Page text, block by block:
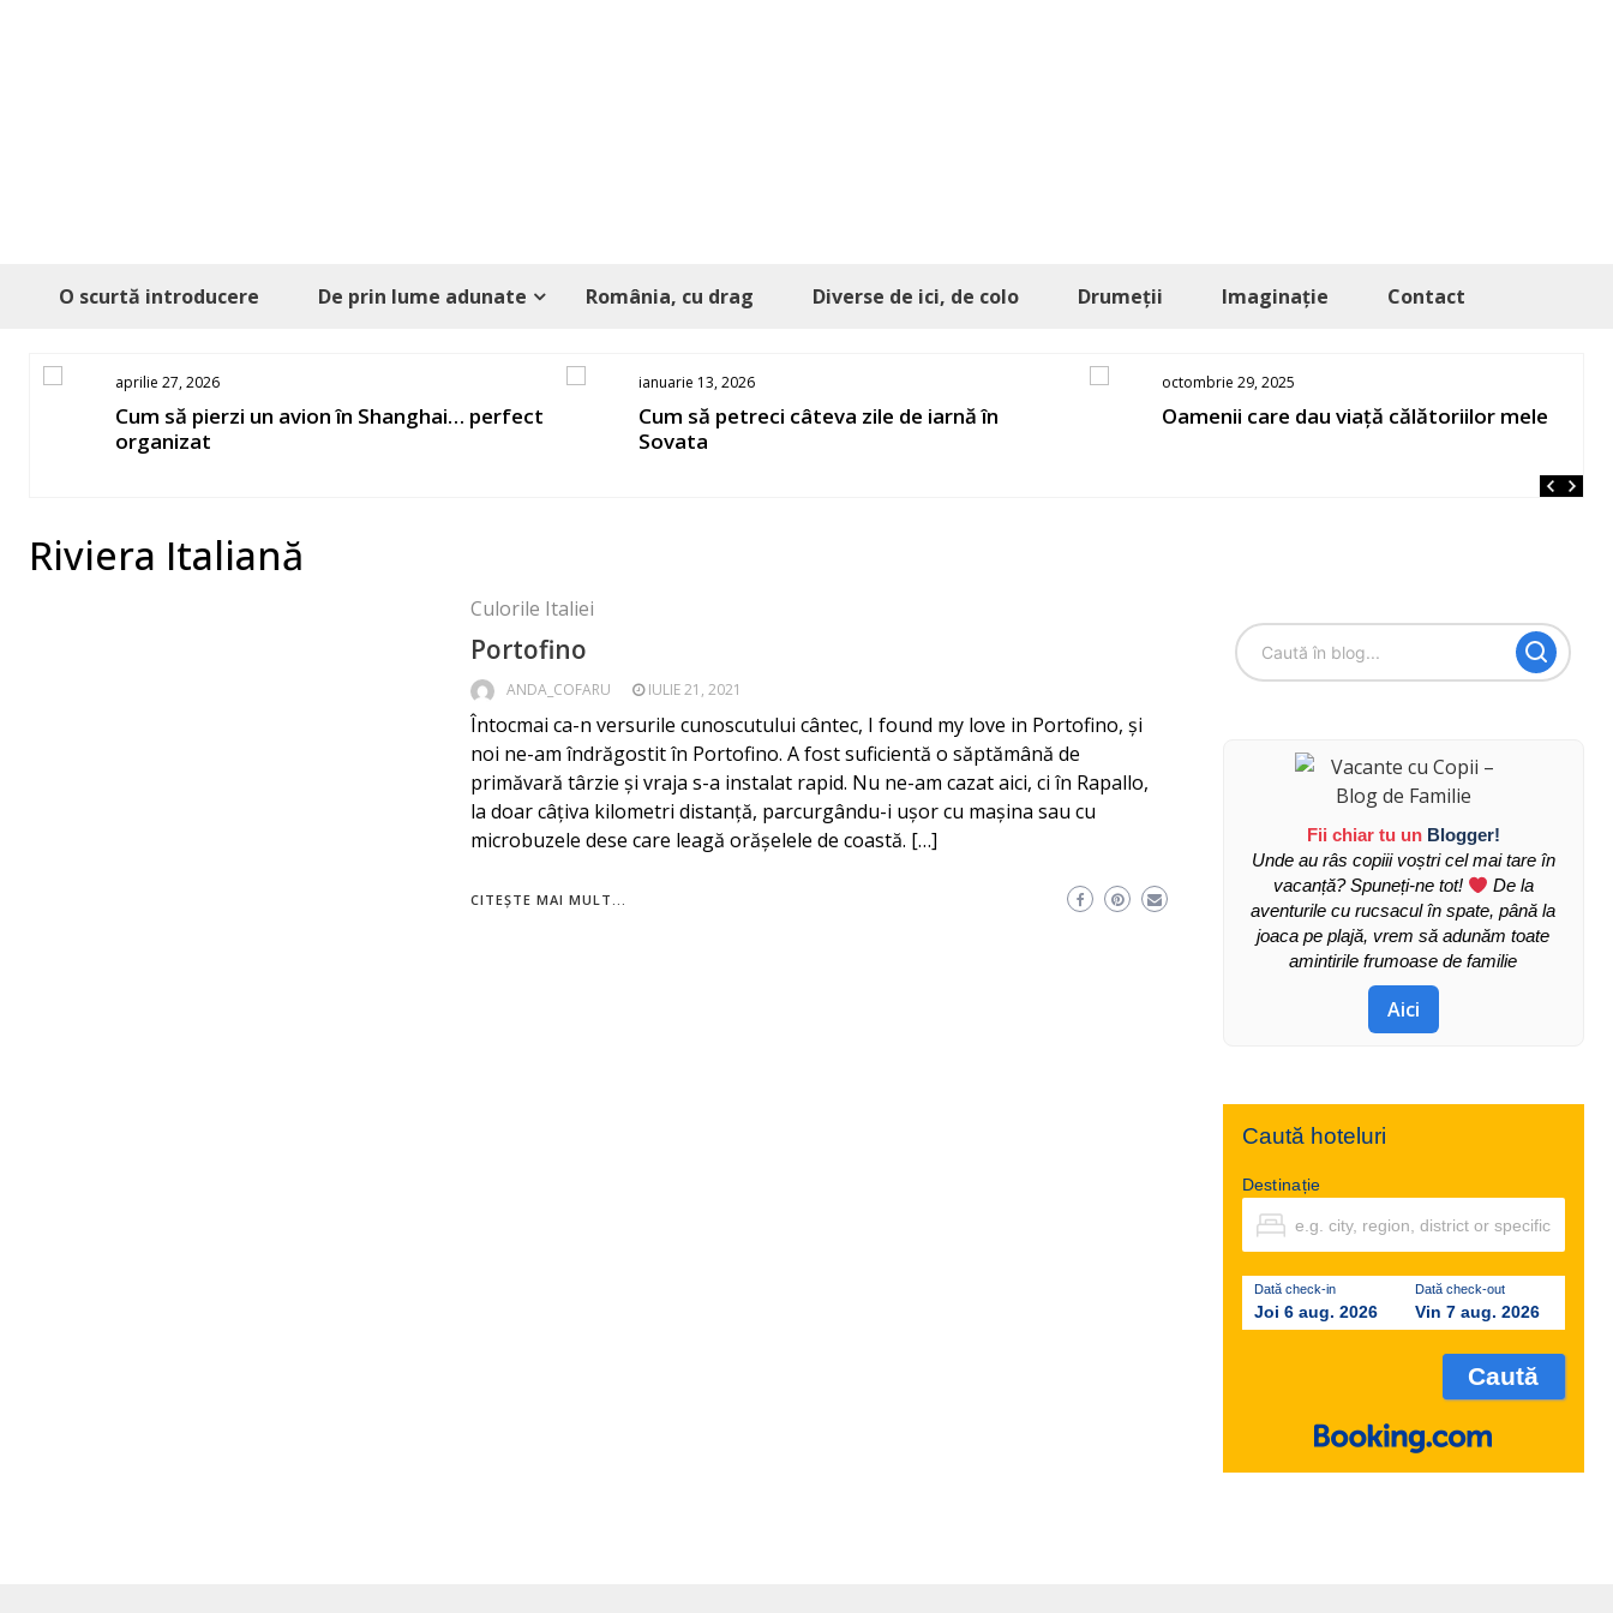
O scurtă introducere De prin lume adunate România, cu drag Diverse de ici, de colo Drumeții Imaginație Contact
aprilie 27, 2026
Cum să pierzi un avion în Shanghai… perfect
organizat
ianuarie 13, 2026
Cum să petreci câteva zile de iarnă în
Sovata
octombrie 29, 2025
Oamenii care dau viață călătoriilor mele
Riviera Italiană
Culorile Italiei
Portofino
ANDA_COFARU IULIE 21, 2021
Întocmai ca-n versurile cunoscutului cântec, I found my love in Portofino, și
noi ne-am îndrăgostit în Portofino. A fost suficientă o săptămână de
primăvară târzie și vraja s-a instalat rapid. Nu ne-am cazat aici, ci în Rapallo,
la doar câțiva kilometri distanță, parcurgându-i ușor cu mașina sau cu
microbuzele dese care leagă orășelele de coastă. […]
CITEȘTE MAI MULT...
Fii chiar tu un Blogger!
Unde au râs copiii voștri cel mai tare în
vacanță? Spuneți-ne tot!
De la
aventurile cu rucsacul în spate, până la
joaca pe plajă, vrem să adunăm toate
amintirile frumoase de familie
Aici
Caută hoteluri
Destinație
Dată check-in
Joi 6 aug. 2026
Dată check-out
Vin 7 aug. 2026